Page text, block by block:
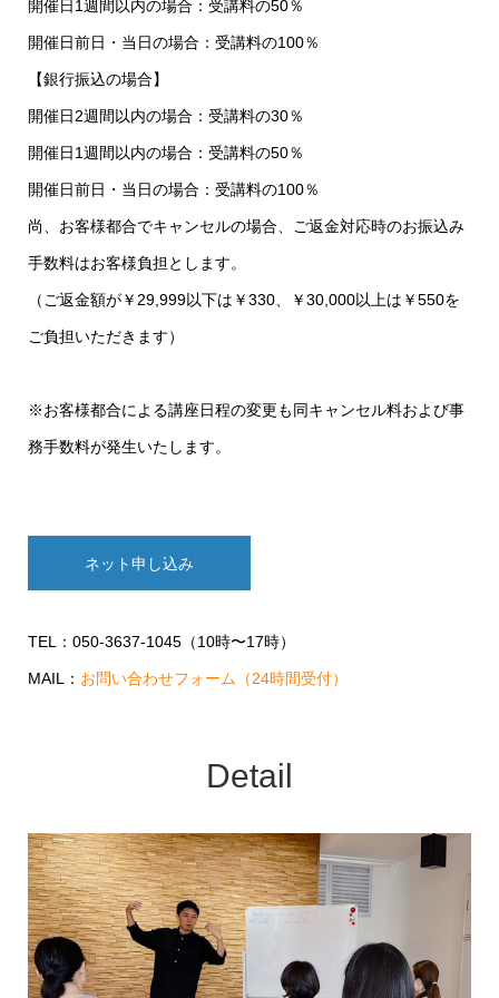
開催日1週間以内の場合：受講料の50％
開催日前日・当日の場合：受講料の100％
【銀行振込の場合】
開催日2週間以内の場合：受講料の30％
開催日1週間以内の場合：受講料の50％
開催日前日・当日の場合：受講料の100％
尚、お客様都合でキャンセルの場合、ご返金対応時のお振込み
手数料はお客様負担とします。
（ご返金額が￥29,999以下は￥330、￥30,000以上は￥550を
ご負担いただきます）
※お客様都合による講座日程の変更も同キャンセル料および事
務手数料が発生いたします。
ネット申し込み
TEL：050-3637-1045（10時〜17時）
MAIL： お問い合わせフォーム（24時間受付）
Detail